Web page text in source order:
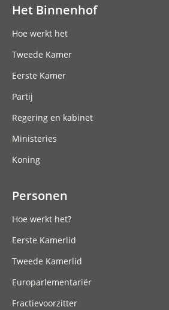
Het Binnenhof
Hoe werkt het
Tweede Kamer
Eerste Kamer
Partij
Regering en kabinet
Ministeries
Koning
Personen
Hoe werkt het?
Eerste Kamerlid
Tweede Kamerlid
Europarlementariër
Fractievoorzitter